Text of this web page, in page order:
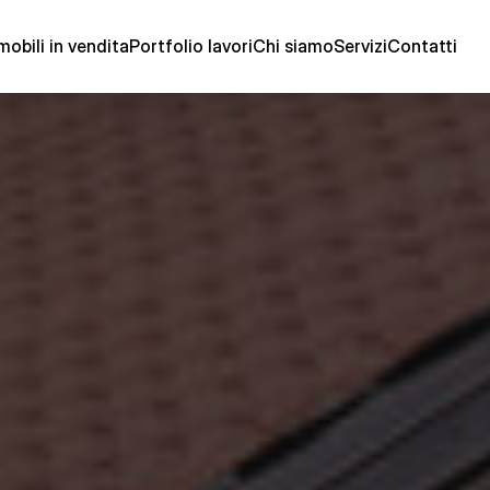
in venditaPortfolio lavoriChi siamoServiziContatti